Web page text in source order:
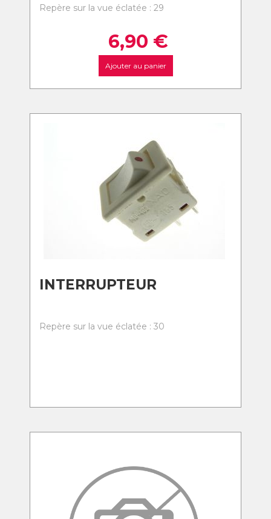
Repère sur la vue éclatée : 29
6,90 €
Ajouter au panier
INTERRUPTEUR
Repère sur la vue éclatée : 30